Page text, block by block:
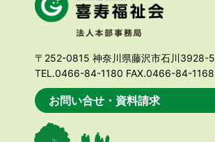
〒252-0815 神奈川県藤沢市石川3928-5
TEL.0466-84-1180 FAX.0466-84-1168
お問い合せ・資料請求